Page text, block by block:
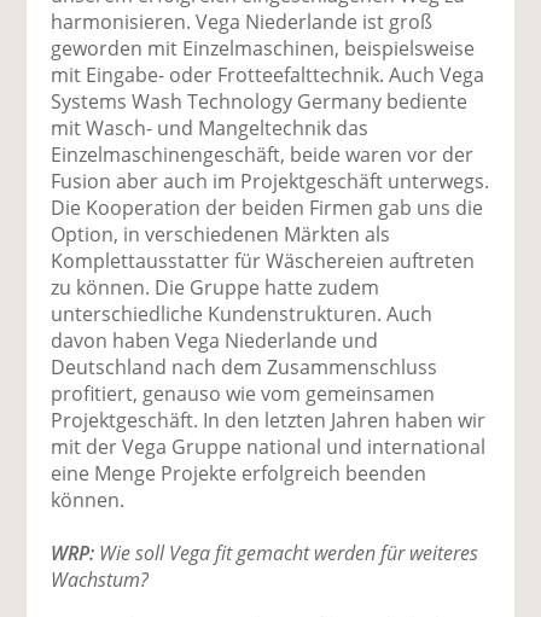
harmonisieren. Vega Niederlande ist groß
geworden mit Einzelmaschinen, beispielsweise
mit Eingabe- oder Frotteefalttechnik. Auch Vega
Systems Wash Technology Germany bediente
mit Wasch- und Mangeltechnik das
Einzelmaschinengeschäft, beide waren vor der
Fusion aber auch im Projektgeschäft unterwegs.
Die Kooperation der beiden Firmen gab uns die
Option, in verschiedenen Märkten als
Komplettausstatter für Wäschereien auftreten
zu können. Die Gruppe hatte zudem
unterschiedliche Kundenstrukturen. Auch
davon haben Vega Niederlande und
Deutschland nach dem Zusammenschluss
profitiert, genauso wie vom gemeinsamen
Projektgeschäft. In den letzten Jahren haben wir
mit der Vega Gruppe national und international
eine Menge Projekte erfolgreich beenden
können.
WRP: Wie soll Vega fit gemacht werden für weiteres
Wachstum?